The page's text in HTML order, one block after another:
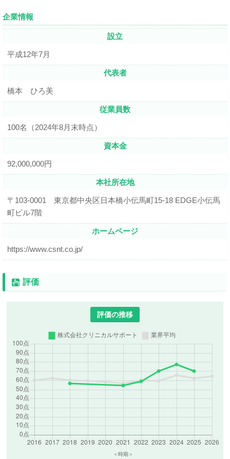
企業情報
設立
平成12年7月
代表者
橋本 ひろ美
従業員数
100名（2024年8月末時点）
資本金
92,000,000円
本社所在地
〒103-0001 東京都中央区日本橋小伝馬町15-18 EDGE小伝馬
町ビル7階
ホームページ
https://www.csnt.co.jp/
評価
評価の推移